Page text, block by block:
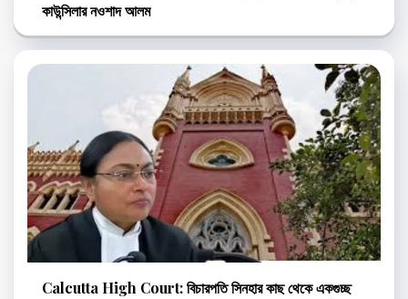
কাউন্সিলার নওশাদ আলম
Calcutta High Court: বিচারপতি সিনহার কাছ থেকে একগুচ্ছ